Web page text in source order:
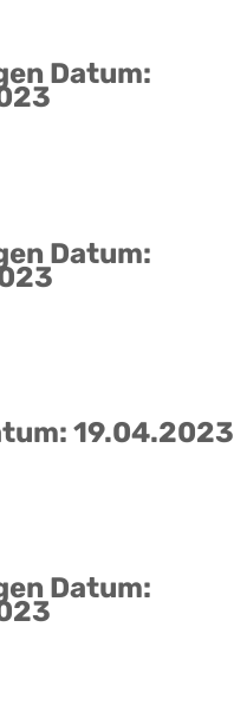
Datum:
Datum:
19.04.2023
Datum: